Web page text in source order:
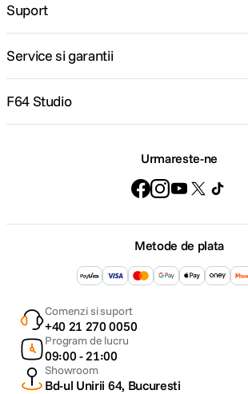
Suport
Service si garantii
F64 Studio
Urmareste-ne
Metode de plata
Comenzi si suport
+40 21 270 0050
Program de lucru
09:00 - 21:00
Showroom
Bd-ul Unirii 64, Bucuresti